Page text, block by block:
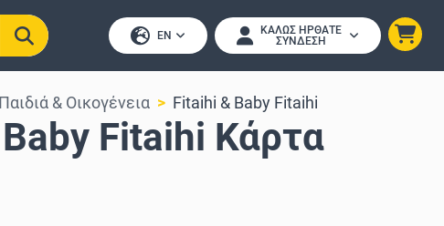
EN
ΚΑΛΏΣ ΉΡΘΑΤΕ
ΣΎΝΔΕΣΗ
Παιδιά & Οικογένεια Fitaihi & Baby Fitaihi
Fitaihi Κάρτα